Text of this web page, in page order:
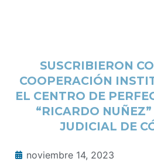
SUSCRIBIERON
COOPERACIÓN
EL CENTRO DE
“RICARDO
JUDICIAL DE
noviembre 14, 2023